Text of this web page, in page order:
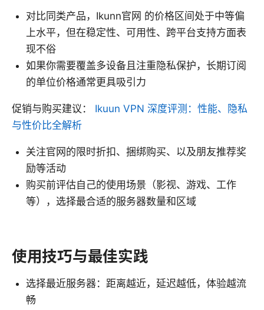
对比同类产品，Ikunn官网 的价格区间处于中等偏
上水平，但在稳定性、可用性、跨平台支持方面表
现不俗
如果你需要覆盖多设备且注重隐私保护，长期订阅
的单位价格通常更具吸引力
促销与购买建议： Ikuun VPN 深度评测：性能、隐私
与性价比全解析
关注官网的限时折扣、捆绑购买、以及朋友推荐奖
励等活动
购买前评估自己的使用场景（影视、游戏、工作
等），选择最合适的服务器数量和区域
使用技巧与最佳实践
选择最近服务器：距离越近，延迟越低，体验越流
畅